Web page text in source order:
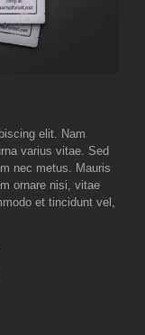
elit. Nam
varius vitae. Sed
nec metus. Mauris
ornare nisi, vitae
et tincidunt vel,